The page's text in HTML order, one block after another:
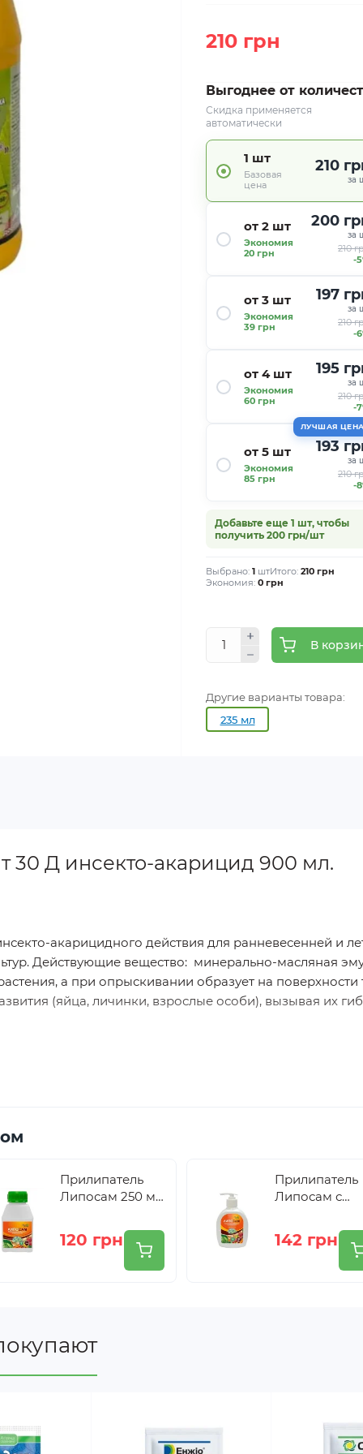
210 грн
Выгоднее от
Скидка применяется
автоматически
1 шт
Базовая
цена
210
за
от 2 шт
Экономия
20 грн
200
за
210
-
от 3 шт
Экономия
39 грн
197
за
210
-
от 4 шт
Экономия
60 грн
195
за
210
-
от 5 шт
Экономия
85 грн
193
за
210
-
ЛУЧШАЯ ЦЕНА
Добавьте еще 1 шт, чтобы
получить 200 грн/шт
Выбрано: 1 штИтого: 210 грн
Экономия: 0 грн
В
Другие варианты товара:
235 мл
30 Д инсекто-акарицид 900 мл.
акарицидного действия для ранневесенней и
Действующие вещество: минерально-масляная
а при опрыскивании образует на
(яйца, личинки, взрослые особи), вызывая их
основе, в составе которого нет
стадий щитовок, ложнощитовок, белокрылок,
период и личинок щитовок первого и второго
садовый паутинный клещ, зудень, почковый
Прилипатель
Липосам 250 мл
120 грн
Прилипатель
Липосам с
мл Жива
142 грн